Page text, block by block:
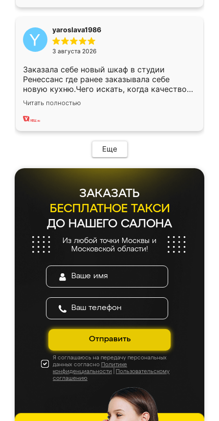
yaroslava1986
3 августа 2026
Заказала себе новый шкаф в студии
Ренессанс где ранее заказывала себе
новую кухню.Чего искать, когда качеством
вполне довольна. Служит кухня уже почти
два года, нареканий нет.
Читать полностью
Еще
ЗАКАЗАТЬ
БЕСПЛАТНОЕ ТАКСИ
ДО НАШЕГО САЛОНА
Из любой точки Москвы и
Московской области!
Отправить
Я соглашаюсь на передачу персональных
данных согласно Политике
конфиденциальности
Пользовательскому
соглашению